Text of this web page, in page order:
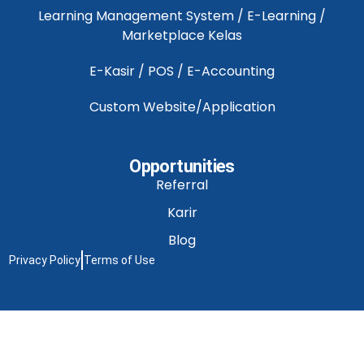
Learning Management System / E-Learning /
Marketplace Kelas
E-Kasir / POS / E-Accounting
Custom Website/Application
Opportunities
Referral
Karir
Blog
Privacy Policy Terms of Use